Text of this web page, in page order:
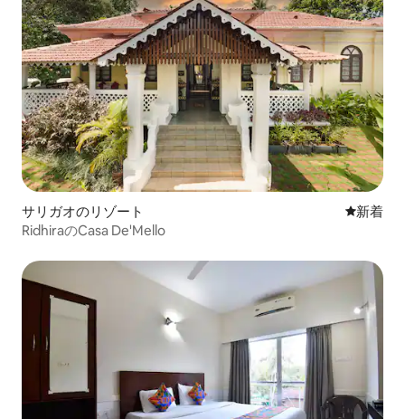
サリガオのリゾート 新しい宿
新着
RidhiraのCasa De'Mello